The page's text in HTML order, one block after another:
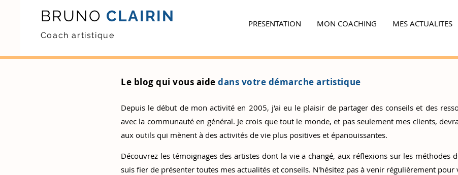
BRUNO CLAIRIN
Coach artistique
PRESENTATION MON COACHING MES ACTUALITES
Le blog qui vous aidedans votre démarche artistique
Depuis le début de mon activité en 2005, j'ai eu le plaisir de partager des conseils et des
avec la communauté en général. Je crois que tout le monde, et pas seulement mes clients,
aux outils qui mènent à des activités de vie plus positives et épanouissantes.
Découvrez les témoignages des artistes dont la vie a changé, aux réflexions sur les méthodes
suis fier de présenter toutes mes actualités et conseils. N'hésitez pas à venir régulièrement pour